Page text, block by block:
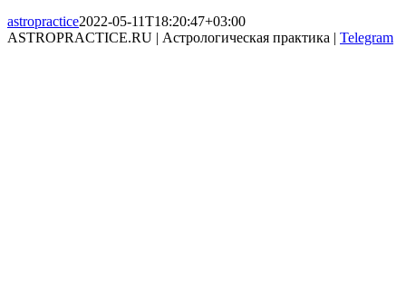
astropractice2022-05-11T18:20:47+03:00
ASTROPRACTICE.RU | Астрологическая практика | Telegram